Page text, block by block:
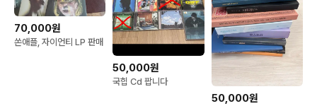
70,000원
쏜애플, 자이언티 LP 판매
50,000원
국힙 Cd 팝니다
50,000원